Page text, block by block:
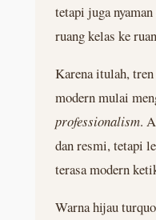
tetapi juga
ruang kelas ke
Karena itulah,
modern mulai
professionalism.
dan resmi, tetapi
terasa modern
Warna hijau